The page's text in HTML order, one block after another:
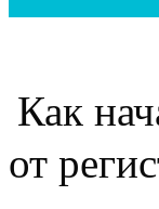
Как
от